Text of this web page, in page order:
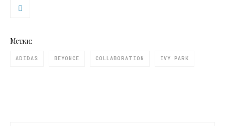
Метки:
ADIDAS BEYONCE COLLABORATION IVY PARK